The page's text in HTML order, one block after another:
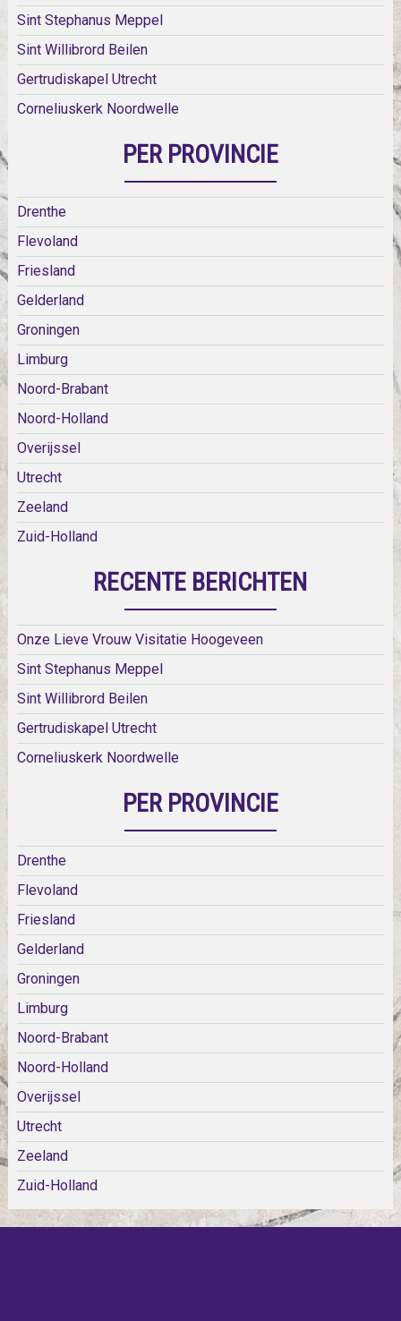
Sint Stephanus Meppel
Sint Willibrord Beilen
Gertrudiskapel Utrecht
Corneliuskerk Noordwelle
PER PROVINCIE
Drenthe
Flevoland
Friesland
Gelderland
Groningen
Limburg
Noord-Brabant
Noord-Holland
Overijssel
Utrecht
Zeeland
Zuid-Holland
RECENTE BERICHTEN
Onze Lieve Vrouw Visitatie Hoogeveen
Sint Stephanus Meppel
Sint Willibrord Beilen
Gertrudiskapel Utrecht
Corneliuskerk Noordwelle
PER PROVINCIE
Drenthe
Flevoland
Friesland
Gelderland
Groningen
Limburg
Noord-Brabant
Noord-Holland
Overijssel
Utrecht
Zeeland
Zuid-Holland